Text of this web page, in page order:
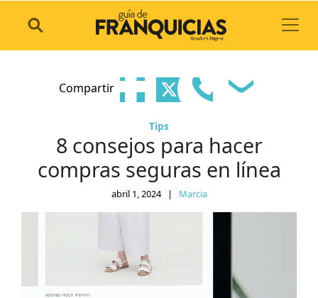
Compartir
Tips
8 consejos para hacer
compras seguras en línea
abril 1, 2024 | Marcia